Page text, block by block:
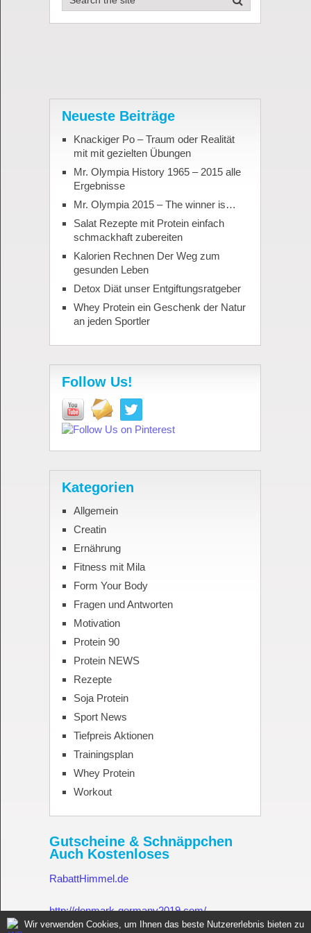
Neueste Beiträge
Knackiger Po – Traum oder Realität
mit mit gezielten Übungen
Mr. Olympia History 1965 – 2015 alle
Ergebnisse
Mr. Olympia 2015 – The winner is…
Salat Rezepte mit Protein einfach
schmackhaft zubereiten
Kalorien Rechnen Der Weg zum
gesunden Leben
Detox Diät unser Entgiftungsratgeber
Whey Protein ein Geschenk der Natur
an jeden Sportler
Follow Us!
Kategorien
Allgemein
Creatin
Ernährung
Fitness mit Mila
Form Your Body
Fragen und Antworten
Motivation
Protein 90
Protein NEWS
Rezepte
Soja Protein
Sport News
Tiefpreis Aktionen
Trainingsplan
Whey Protein
Workout
Gutscheine & Schnäppchen
Auch Kostenloses
RabattHimmel.de
http://denmark-germany2019.com/
Wir verwenden Cookies, um Ihnen das beste Nutzererlebnis bieten zu